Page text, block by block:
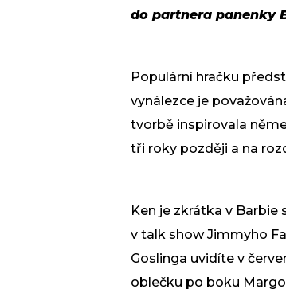
do partnera panenky
Populární hračku
vynálezce je
tvorbě inspirovala
tři roky později a na
Ken je zkrátka v
v talk show Jimmyho
Goslinga uvidíte v
oblečku po boku